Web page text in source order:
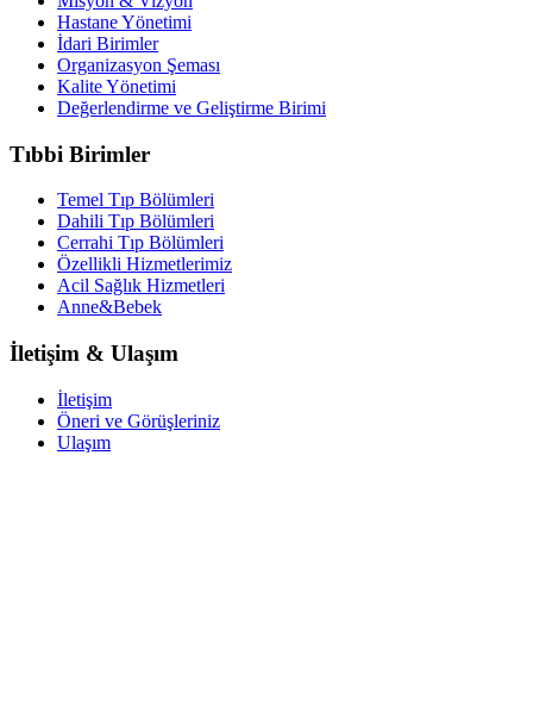
Hastane Yönetimi
İdari Birimler
Organizasyon Şeması
Kalite Yönetimi
Değerlendirme ve Geliştirme Birimi
Tıbbi Birimler
Temel Tıp Bölümleri
Dahili Tıp Bölümleri
Cerrahi Tıp Bölümleri
Özellikli Hizmetlerimiz
Acil Sağlık Hizmetleri
Anne&Bebek
İletişim & Ulaşım
İletişim
Öneri ve Görüşleriniz
Ulaşım